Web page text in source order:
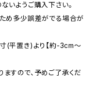
いようご購入下さい。
め多少誤差がでる場合が
(平置き)より【約-3cm〜
すので、予めご了承くだ